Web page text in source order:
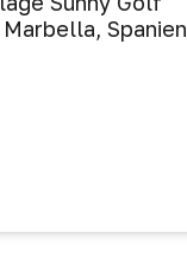
Spanien